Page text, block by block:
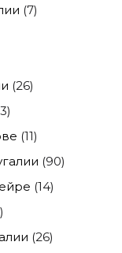
(7)
(26)
(11)
(90)
(14)
(26)